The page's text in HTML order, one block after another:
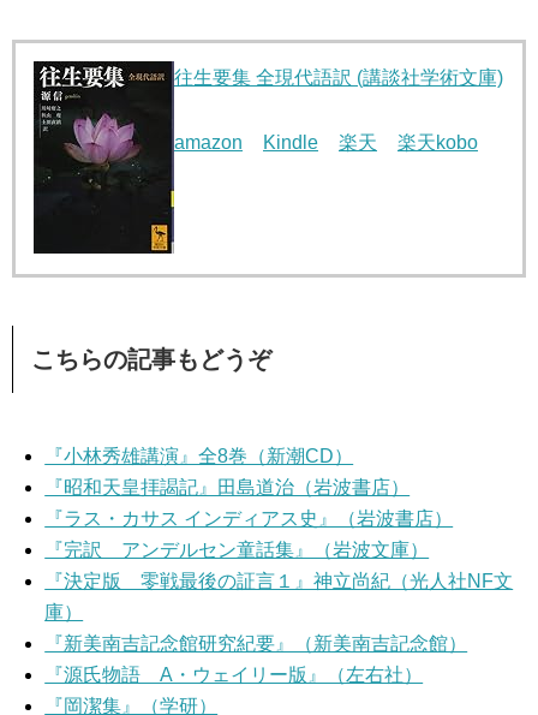
往生要集 全現代語訳 (講談社学術文庫)
amazon Kindle 楽天 楽天kobo
こちらの記事もどうぞ
『小林秀雄講演』全8巻（新潮CD）
『昭和天皇拝謁記』田島道治（岩波書店）
『ラス・カサス インディアス史』（岩波書店）
『完訳 アンデルセン童話集』（岩波文庫）
『決定版 零戦最後の証言１』神立尚紀（光人社NF文
庫）
『新美南吉記念館研究紀要』（新美南吉記念館）
『源氏物語 A・ウェイリー版』（左右社）
『岡潔集』（学研）